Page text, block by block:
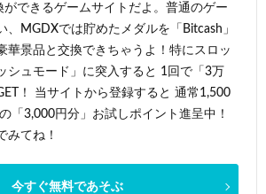
ができるゲームサイトだよ。普通のゲー
、MGDXでは貯めたメダルを「Bitcash」
華景品と交換できちゃうよ！特にスロッ
シュモード」に突入すると 1回で「3万
！ 当サイトから登録すると 通常1,500
「3,000円分」お試しポイント進呈中！
みてね！
今すぐ無料であそぶ